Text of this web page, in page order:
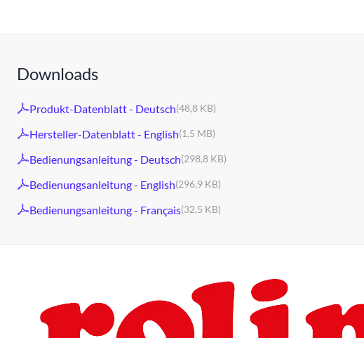
Downloads
Produkt-Datenblatt - Deutsch(48,8 KB)
Hersteller-Datenblatt - English(1,5 MB)
Bedienungsanleitung - Deutsch(298,8 KB)
Bedienungsanleitung - English(296,9 KB)
Bedienungsanleitung - Français(32,5 KB)